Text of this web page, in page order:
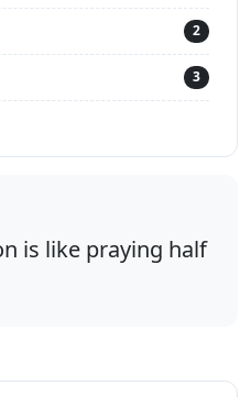
2
3
is like praying half